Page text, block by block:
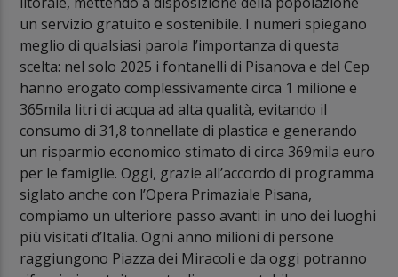
un servizio gratuito e sostenibile. I numeri spiegano
meglio di qualsiasi parola l’importanza di questa
scelta: nel solo 2025 i fontanelli di Pisanova e del Cep
hanno erogato complessivamente circa 1 milione e
365mila litri di acqua ad alta qualità, evitando il
consumo di 31,8 tonnellate di plastica e generando
un risparmio economico stimato di circa 369mila euro
per le famiglie. Oggi, grazie all’accordo di programma
siglato anche con l’Opera Primaziale Pisana,
compiamo un ulteriore passo avanti in uno dei luoghi
più visitati d’Italia. Ogni anno milioni di persone
raggiungono Piazza dei Miracoli e da oggi potranno